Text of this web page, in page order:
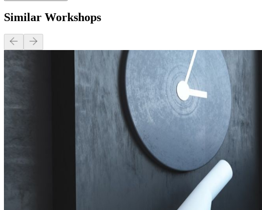
Similar Workshops